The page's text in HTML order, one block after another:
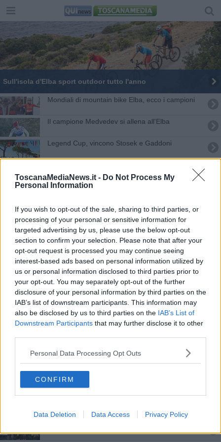
ToscanaMediaNews.it - Do Not Process My
Personal Information
If you wish to opt-out of the sale, sharing to third parties, or
processing of your personal or sensitive information for
targeted advertising by us, please use the below opt-out
section to confirm your selection. Please note that after your
opt-out request is processed you may continue seeing
interest-based ads based on personal information utilized by
us or personal information disclosed to third parties prior to
your opt-out. You may separately opt-out of the further
disclosure of your personal information by third parties on the
IAB’s list of downstream participants. This information may
also be disclosed by us to third parties on the IAB’s List of
Downstream Participants that may further disclose it to other
Personal Data Processing Opt Outs
CONFIRM
Data Deletion Data Access Privacy Policy
Sull'isola d'Elba sport outdoor tutto l'anno
Mondiali di mountain bike Elba, ecco i campioni
Il campione Medvedev si allena all'Elba
Legend Cup, vincono Stosek e Gaddoni
L'Elba fra le 15 isole più belle del mondo
I Mondiali di mountain bike all'Elba
Internazionali d'Italia, domina Henrique Avancini
Incidente per il campione Leonardo Paez
Il campione Melandri si rilassa all'Elba
Elba paradiso dei bikers, accordo con Scott Italia
Vacanza in mountain bike all'Elba per Fontana
A San Valentino l'Elba è l'isola degli innamorati
L'Elba sede dei Mondiali di mountain bike 2021
Grande entusiasmo per la Capoliveri Legend Cup